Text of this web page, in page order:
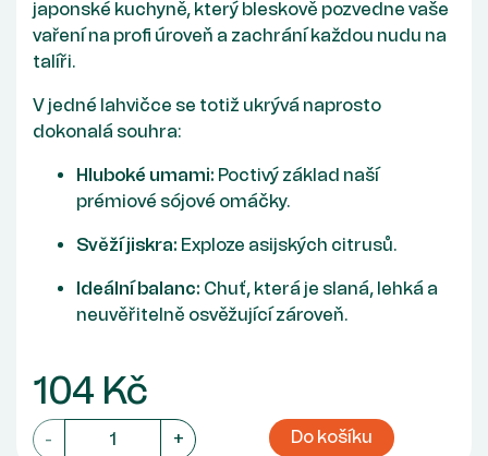
japonské kuchyně, který bleskově pozvedne vaše
vaření na profi úroveň a zachrání každou nudu na
talíři.
V jedné lahvičce se totiž ukrývá naprosto
dokonalá souhra:
Hluboké umami: Poctivý základ naší
prémiové sójové omáčky.
Svěží jiskra: Exploze asijských citrusů.
Ideální balanc: Chuť, která je slaná, lehká a
neuvěřitelně osvěžující zároveň.
104 Kč
- + Do košíku